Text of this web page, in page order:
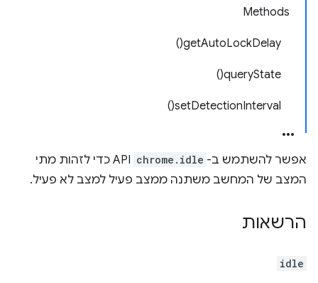
Methods
getAutoLockDelay()
queryState()
setDetectionInterval()
אפשר להשתמש ב- chrome.idle
API כדי לזהות מתי
המצב של המחשב משתנה ממצב פעיל למצב לא פעיל.
הרשאות
idle